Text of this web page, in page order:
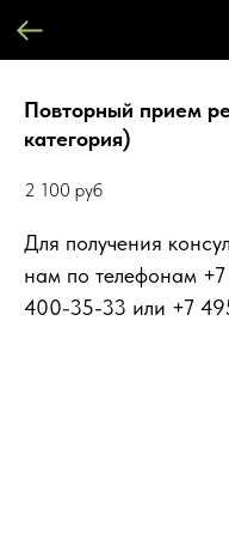
Повторный прием
категория)
2 100 руб
Для получения
нам по телефонам
400-35-33 или +7